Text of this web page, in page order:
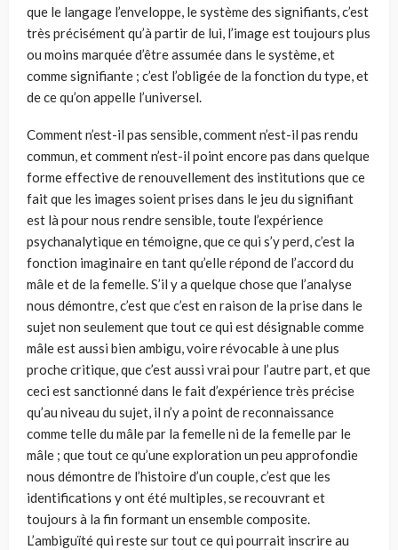
que le langage l’enveloppe, le système des signifiants, c’est
très précisément qu’à partir de lui, l’image est toujours plus
ou moins marquée d’être assumée dans le système, et
comme signifiante ; c’est l’obligée de la fonction du type, et
de ce qu’on appelle l’universel.
Comment n’est-il pas sensible, comment n’est-il pas rendu
commun, et comment n’est-il point encore pas dans quelque
forme effective de renouvellement des institutions que ce
fait que les images soient prises dans le jeu du signifiant
est là pour nous rendre sensible, toute l’expérience
psychanalytique en témoigne, que ce qui s’y perd, c’est la
fonction imaginaire en tant qu’elle répond de l’accord du
mâle et de la femelle. S’il y a quelque chose que l’analyse
nous démontre, c’est que c’est en raison de la prise dans le
sujet non seulement que tout ce qui est désignable comme
mâle est aussi bien ambigu, voire révocable à une plus
proche critique, que c’est aussi vrai pour l’autre part, et que
ceci est sanctionné dans le fait d’expérience très précise
qu’au niveau du sujet, il n’y a point de reconnaissance
comme telle du mâle par la femelle ni de la femelle par le
mâle ; que tout ce qu’une exploration un peu approfondie
nous démontre de l’histoire d’un couple, c’est que les
identifications y ont été multiples, se recouvrant et
toujours à la fin formant un ensemble composite.
L’ambiguïté qui reste sur tout ce qui pourrait inscrire au